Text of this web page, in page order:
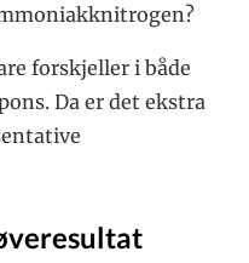
forskjeller i både
Da er det ekstra